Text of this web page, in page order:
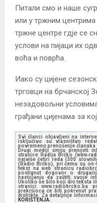
Питали смо и наше
или у тржним
тржне центре гдје се
услови на пијаци их
воћа и поврћа.
Иако су цијене
трговци на брчанској
незадовољни
грађани цијенама за
Svi članci objavljeni na
isključivo su vlasništvo
povremeno prenošenje članaka
Drugi mediji smiju prenijeti
stranice Radija Brčko
najviše četiri reda (300
(Radio Brčko), pri čemu su
tekst na web stranicu
postignut dogovor o
nastojanju da zaštiti svoje
Ukoliko se bilo koji dio teksta
stranici www.radiobrcko.ba
prekršioca će biti pokrenut
distrikta. Za detaljnije
KORIŠTENJA.